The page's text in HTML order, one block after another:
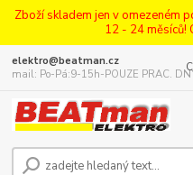
Zboží skladem jen v omezeném
12 - 24 měsíců!
elektro@beatman.cz
mail: Po-Pá:9-15h-POUZE PRAC.